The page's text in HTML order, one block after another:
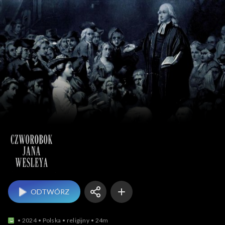
Czworobok Jana
ODTWÓRZ
2024 Polska religijny 24m